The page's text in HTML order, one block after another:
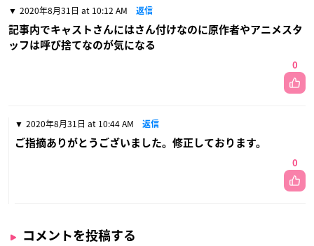
2020年8月31日 at 10:12 AM 返信
記事内でキャストさんにはさん付けなのに原作者やアニメスタ
ッフは呼び捨てなのが気になる
0
2020年8月31日 at 10:44 AM 返信
ご指摘ありがとうございました。修正しております。
0
コメントを投稿する